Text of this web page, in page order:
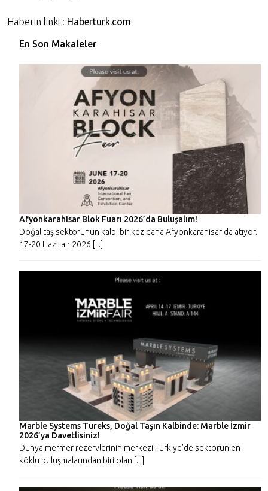
Haberin linki : Haberturk.com
En Son Makaleler
Afyonkarahisar Blok Fuarı 2026’da Buluşalım!
Doğal taş sektörünün kalbi bir kez daha Afyonkarahisar'da atıyor.
17-20 Haziran 2026 [...]
Marble Systems Tureks, Doğal Taşın Kalbinde: Marble İzmir
2026’ya Davetlisiniz!
Dünya mermer rezervlerinin merkezi Türkiye’de sektörün en
köklü buluşmalarından biri olan [...]